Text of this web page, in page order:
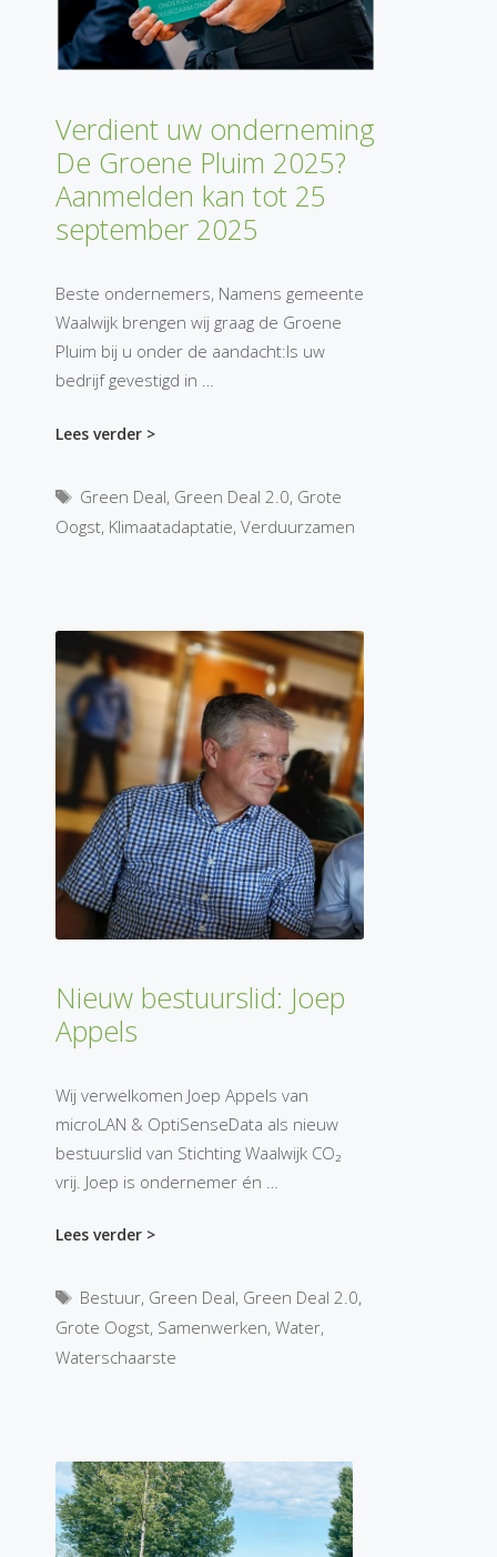
Verdient uw onderneming
De Groene Pluim 2025?
Aanmelden kan tot 25
september 2025
Beste ondernemers, Namens gemeente
Waalwijk brengen wij graag de Groene
Pluim bij u onder de aandacht:Is uw
bedrijf gevestigd in …
Lees verder >
Tags
Green Deal, Green Deal 2.0, Grote
Oogst, Klimaatadaptatie, Verduurzamen
Nieuw bestuurslid: Joep
Appels
Wij verwelkomen Joep Appels van
microLAN & OptiSenseData als nieuw
bestuurslid van Stichting Waalwijk CO₂
vrij. Joep is ondernemer én …
Lees verder >
Tags
Bestuur, Green Deal, Green Deal 2.0,
Grote Oogst, Samenwerken, Water,
Waterschaarste